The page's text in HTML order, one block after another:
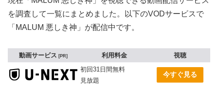
を調査して一覧にまとめました。以下のVODサービスで
「MALUM 悪しき神」が配信中です。
動画サービス PR 利用料金
視聴
初回31日間無料
見放題
今すぐ見る